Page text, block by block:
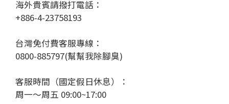
海外貴賓請撥打電話：
+886-4-23758193
台灣免付費客服專線：
0800-885797(幫幫我除腳臭)
客服時間（國定假日休息）：
周一～周五 09:00~17:00